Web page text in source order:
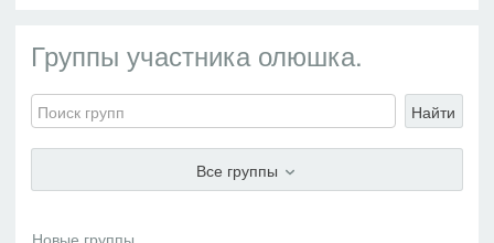
олюшка
На профиль
Фото Видео
Группы участника олюшка.
Найти
Все группы